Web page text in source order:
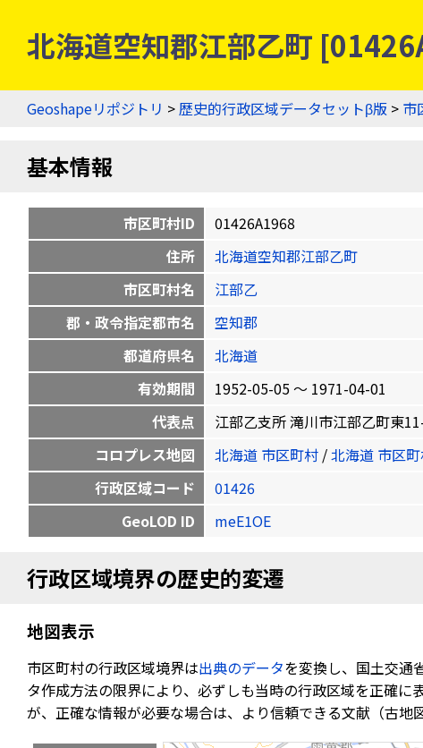
北海道空知郡江部乙町
Geoshapeリポジトリ >歴史的行政区域データセットβ版 > 市
基本情報
市区町村ID
01426A1968
住所
北海道空知郡江部乙町
市区町村名
江部乙
郡・政令指定都市名
空知郡
都道府県名
北海道
有効期間
1952-05-05 〜 1971-04-01
代表点
江部乙支所 滝川市江部乙町東
コロプレス地図
北海道 市区町村 /北海道 市区町
行政区域コード
01426
GeoLOD ID
meE1OE
行政区域境界の歴史的変遷
地図表示
市区町村の行政区域境界は出典のデータを変換し、国土交通
タ作成方法の限界により、必ずしも当時の行政区域を正確
が、正確な情報が必要な場合は、より信頼できる文献（古地